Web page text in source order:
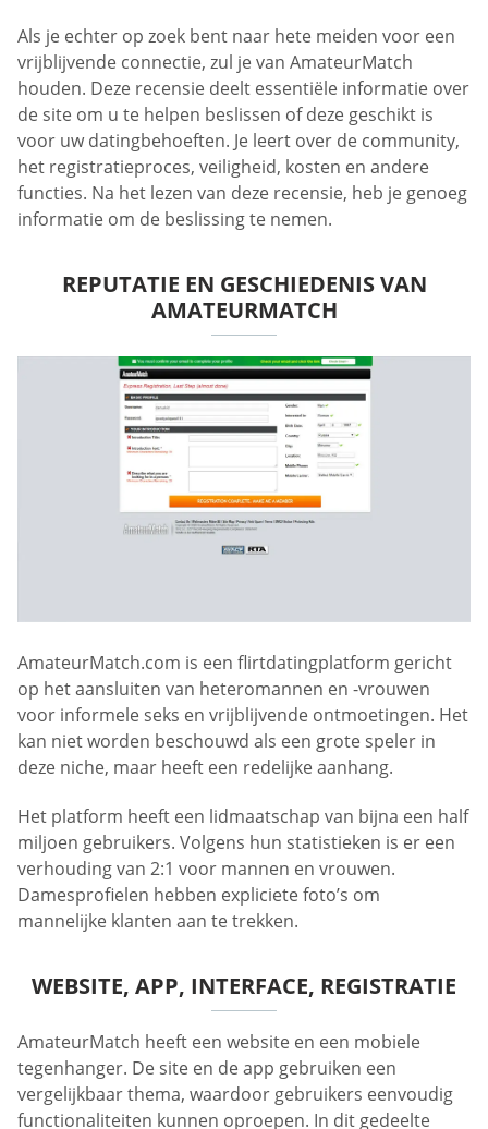
Als je echter op zoek bent naar hete meiden voor een
vrijblijvende connectie, zul je van AmateurMatch
houden. Deze recensie deelt essentiële informatie over
de site om u te helpen beslissen of deze geschikt is
voor uw datingbehoeften. Je leert over de community,
het registratieproces, veiligheid, kosten en andere
functies. Na het lezen van deze recensie, heb je genoeg
informatie om de beslissing te nemen.
REPUTATIE EN GESCHIEDENIS VAN
AMATEURMATCH
AmateurMatch.com is een flirtdatingplatform gericht
op het aansluiten van heteromannen en -vrouwen
voor informele seks en vrijblijvende ontmoetingen. Het
kan niet worden beschouwd als een grote speler in
deze niche, maar heeft een redelijke aanhang.
Het platform heeft een lidmaatschap van bijna een half
miljoen gebruikers. Volgens hun statistieken is er een
verhouding van 2:1 voor mannen en vrouwen.
Damesprofielen hebben expliciete foto’s om
mannelijke klanten aan te trekken.
WEBSITE, APP, INTERFACE, REGISTRATIE
AmateurMatch heeft een website en een mobiele
tegenhanger. De site en de app gebruiken een
vergelijkbaar thema, waardoor gebruikers eenvoudig
functionaliteiten kunnen oproepen. In dit gedeelte